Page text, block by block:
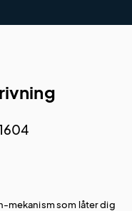
mekanism som låter dig